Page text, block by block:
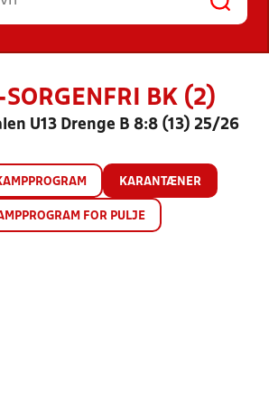
BK (2)
U13 Drenge B 8:8 (13) 25/26
KARANTÆNER
FOR PULJE